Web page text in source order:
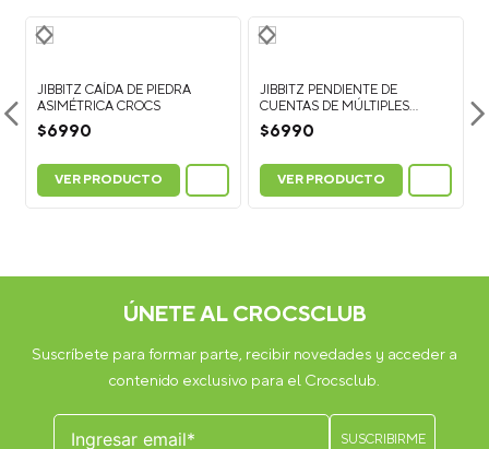
un Jibbitz™, sujeta la parte superior del zapato con una mano y
presiona la base del charm a través del agujero del calzado
¿Cómo quitar los Jibbitz™?
Para retirarlos, empuja
suavemente la base del Jibbitz™ desde el interior del zapato
hacia afuera mientras lo sujetas desde la parte superior.
(zuecos), sandalias y algunos modelos de botas.
¿Cuántos Jibbitz™ caben en un calzado Crocs?
modelo Classic Clog puedes colocar hasta 13 Jibbitz™ por zapato
(26 en total por par). La cantidad puede variar dependiendo del